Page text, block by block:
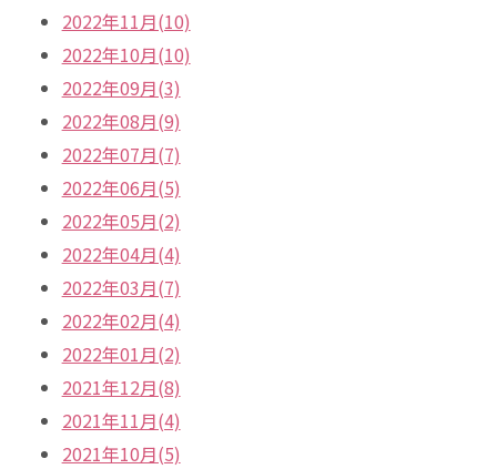
2022年11月(10)
2022年10月(10)
2022年09月(3)
2022年08月(9)
2022年07月(7)
2022年06月(5)
2022年05月(2)
2022年04月(4)
2022年03月(7)
2022年02月(4)
2022年01月(2)
2021年12月(8)
2021年11月(4)
2021年10月(5)